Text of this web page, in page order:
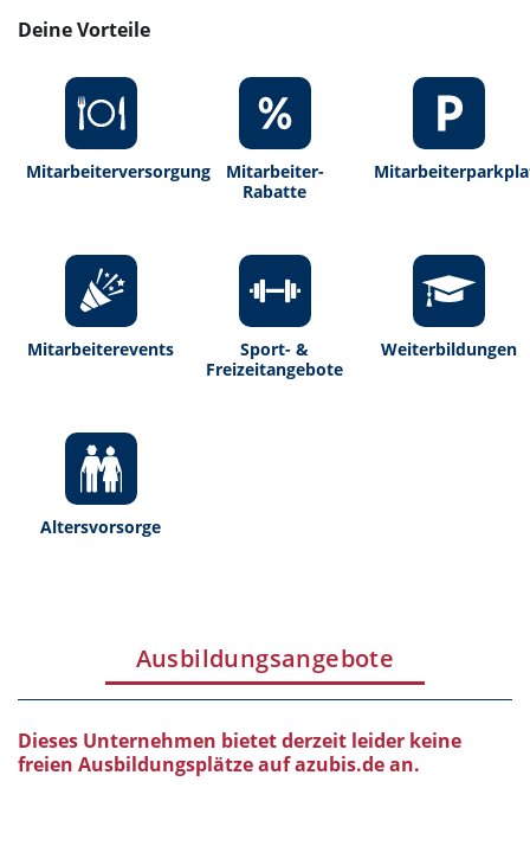
Deine Vorteile
Mitarbeiterversorgung
Mitarbeiter-
Rabatte
Mitarbeiterevents
Sport- &
Freizeitangebote
Weiterbildungen
Altersvorsorge
Ausbildungsangebote
Dieses Unternehmen bietet derzeit leider keine
freien Ausbildungsplätze auf azubis.de an.